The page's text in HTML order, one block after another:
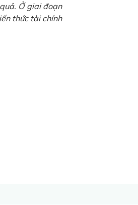
Ở giai đoạn
thức tài chính